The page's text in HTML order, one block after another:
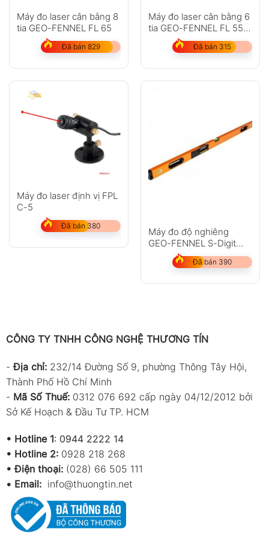
Máy đo laser cân bằng 8
tia GEO-FENNEL FL 65
Đã bán 829
Máy đo laser cân bằng 6
tia GEO-FENNEL FL 55
Đã bán 315
Máy đo laser định vị FPL
C-5
Đã bán 380
Máy đo độ nghiêng
GEO-FENNEL S-Digit
120WL
Đã bán 390
CÔNG TY TNHH CÔNG NGHỆ THƯƠNG TÍN
-Địa chỉ: 232/14 Đường Số 9, phường Thông Tây Hội,
Thành Phố Hồ Chí Minh
- Mã Số Thuế: 0312 076 692 cấp ngày 04/12/2012 bởi
Sở Kế Hoạch & Đầu Tư TP. HCM
• Hotline 1: 0944 2222 14
• Hotline 2: 0928 218 268
• Điện thoại: (028) 66 505 111
• Email: info@thuongtin.net